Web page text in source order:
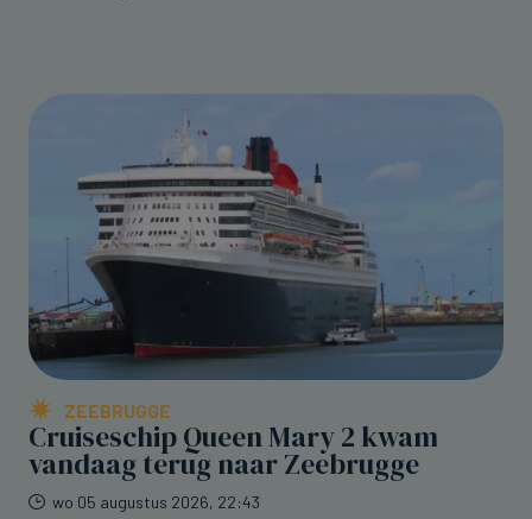
ZEEBRUGGE
Cruiseschip Queen Mary 2 kwam
vandaag terug naar Zeebrugge
wo 05 augustus 2026, 22:43